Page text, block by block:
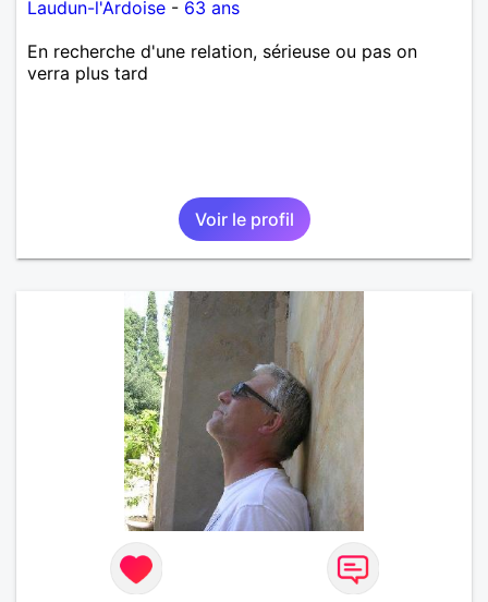
Laudun-l'Ardoise - 63 ans
En recherche d'une relation, sérieuse ou pas on
verra plus tard
Voir le profil